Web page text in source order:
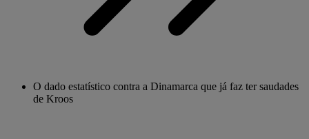
O dado estatístico contra a Dinamarca que já faz ter saudades
de Kroos